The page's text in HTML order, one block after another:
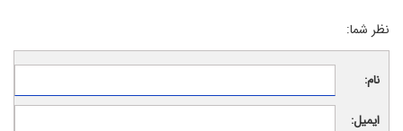
نظر شما:
نام:
ایمیل: